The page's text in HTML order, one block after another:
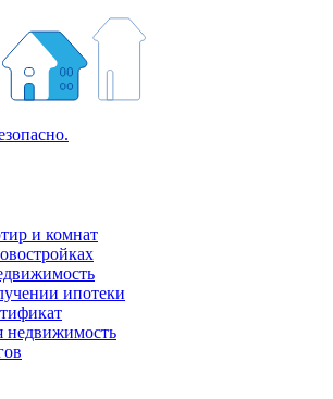
и комнат
ипотеки
недвижимость